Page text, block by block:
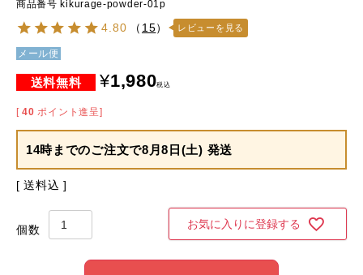
商品番号 kikurage-powder-01p
4.80 （ 15） レビューを見る
メール便
¥1,980税込
[ 40 ポイント進呈]
14時までのご注文で8月8日(土) 発送
送料込
お気に入りに登録する